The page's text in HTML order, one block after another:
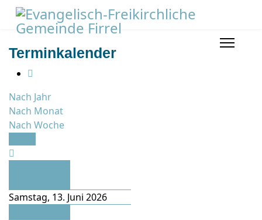
Terminkalender
Nach Jahr
Nach Monat
Nach Woche
Samstag, 13. Juni 2026